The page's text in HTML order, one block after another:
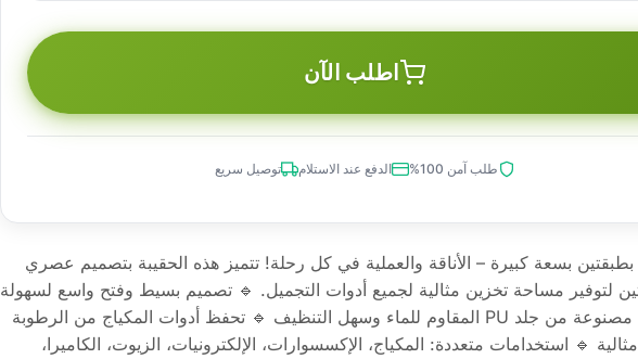
اطلب الآن
طلب آمن 100% الدفع عند الاستلام توصيل سريع
بسعة كبيرة – الأناقة والعملية في كل رحلة! تتميز هذه الحقيبة بتصميم عصري
لتوفير مساحة تخزين مثالية لجميع أدوات التجميل. 🔹 تصميم بسيط وفتح واسع لسهولة
الاستخدام 🔹 مصنوعة من جلد PU المقاوم للماء وسهل التنظيف 🔹 تحفظ أدوات المكياج من الرطوبة
🔹 استخدامات متعددة: المكياج، الإكسسوارات، الإلكترونيات، الزيوت، الكاميرا،